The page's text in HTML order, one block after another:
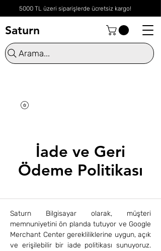
5000 TL üzeri siparişlerde ücretsiz kargo!
Saturn
Arama...
İade ve Geri
Ödeme Politikası
Saturn Bilgisayar olarak, müşteri
memnuniyetini ön planda tutuyor ve Google
Merchant Center gerekliliklerine uygun, açık
ve erişilebilir bir iade politikası sunuyoruz.